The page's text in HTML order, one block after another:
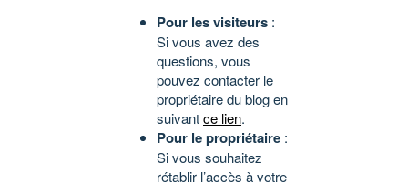
Pour les visiteurs :
Si vous avez des
questions, vous
pouvez contacter le
propriétaire du blog en
suivantce lien.
Pour le propriétaire :
Si vous souhaitez
rétablir l’accès à votre